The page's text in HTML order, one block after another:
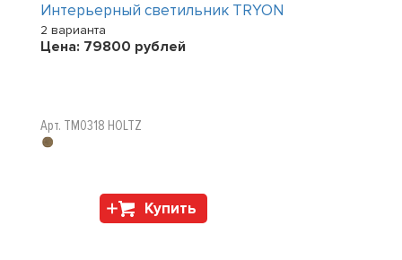
Интерьерный светильник TRYON
2 варианта
Цена: 79800 рублей
Арт. TM0318 HOLTZ
Купить